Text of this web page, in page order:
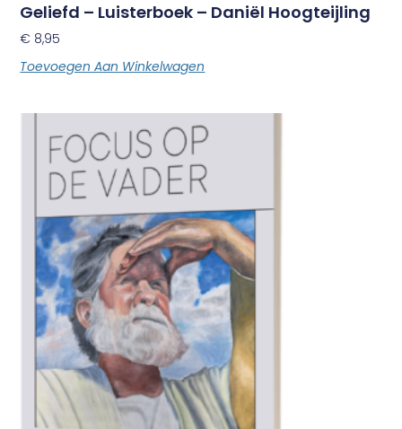
Geliefd – Luisterboek – Daniël Hoogteijling
€ 8,95
Toevoegen Aan Winkelwagen